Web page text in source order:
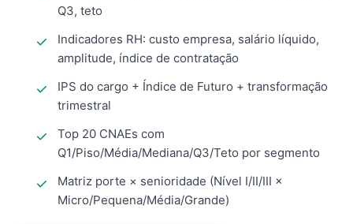
Q3, teto
Indicadores RH: custo empresa, salário líquido,
amplitude, índice de contratação
IPS do cargo + Índice de Futuro + transformação
trimestral
Top 20 CNAEs com
Q1/Piso/Média/Mediana/Q3/Teto por segmento
Matriz porte × senioridade (Nível I/II/III ×
Micro/Pequena/Média/Grande)